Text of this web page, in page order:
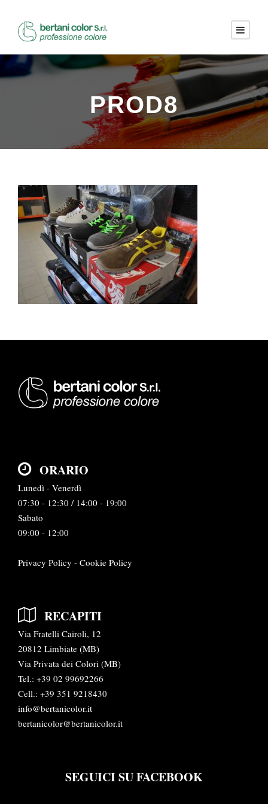
PROD8
ORARIO
Lunedì - Venerdì
07:30 - 12:30 / 14:00 - 19:00
Sabato
09:00 - 12:00
Privacy Policy - Cookie Policy
RECAPITI
Via Fratelli Cairoli, 12
20812 Limbiate (MB)
Via Privata dei Colori (MB)
Tel.: +39 02 99692266
Cell.: +39 351 9218430
info@bertanicolor.it
bertanicolor@bertanicolor.it
SEGUICI SU FACEBOOK